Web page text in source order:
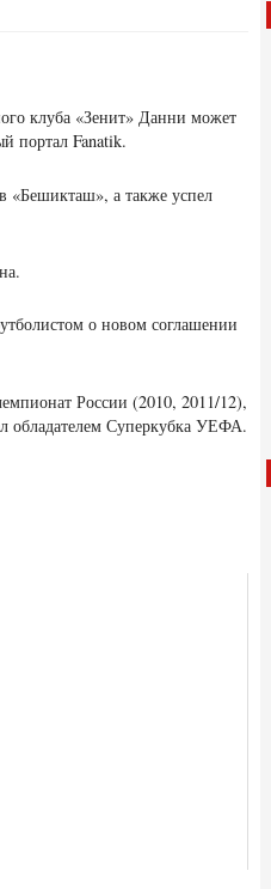
клуба «Зенит» Данни может
портал Fanatik.
«Бешикташ», а также успел
о новом соглашении
России (2010, 2011/12),
обладателем Суперкубка УЕФА.